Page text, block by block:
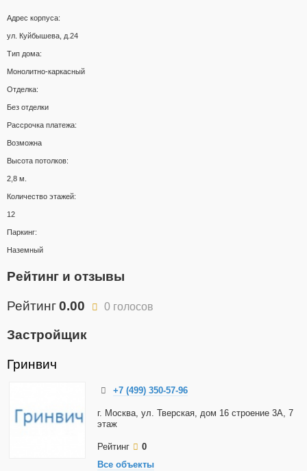
Адрес корпуса:
ул. Куйбышева, д.24
Тип дома:
Монолитно-каркасный
Отделка:
Без отделки
Рассрочка платежа:
Возможна
Высота потолков:
2,8 м.
Количество этажей:
12
Паркинг:
Наземный
Рейтинг и отзывы
Рейтинг0.00 0 голосов
Застройщик
Гринвич
+7 (499) 350-57-96
г. Москва, ул. Тверская, дом 16 строение 3А, 7
этаж
Рейтинг
0
Все объекты